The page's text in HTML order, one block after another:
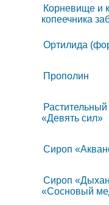
Корневище и
копеечника
Ортилида
Прополин
«Девять сил»
Сироп
Сироп
«Сосновый